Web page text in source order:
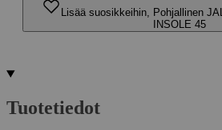
Lisää suosikkeihin, Pohjallinen
INSOLE 45
Tuotetiedot